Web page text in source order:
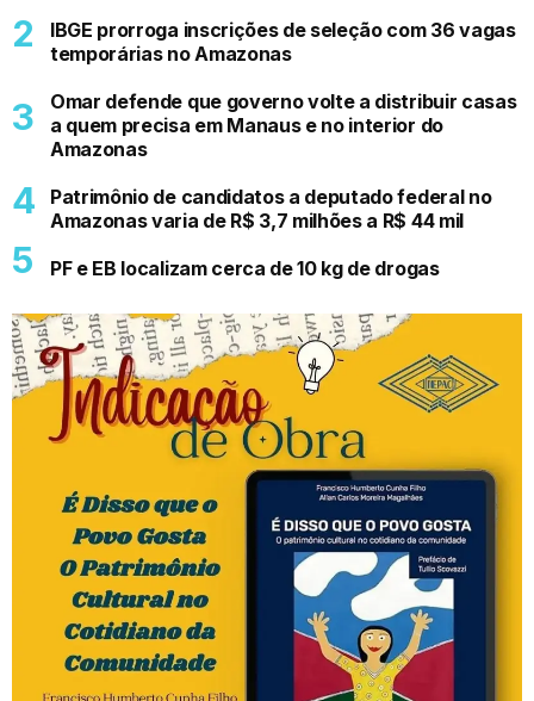
IBGE prorroga inscrições de seleção com 36 vagas
temporárias no Amazonas
Omar defende que governo volte a distribuir casas
a quem precisa em Manaus e no interior do
Amazonas
Patrimônio de candidatos a deputado federal no
Amazonas varia de R$ 3,7 milhões a R$ 44 mil
PF e EB localizam cerca de 10 kg de drogas